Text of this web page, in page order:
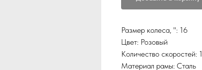
Размер колеса, ": 16
Цвет: Розовый
Количество скоростей: 1
Материал рамы: Сталь